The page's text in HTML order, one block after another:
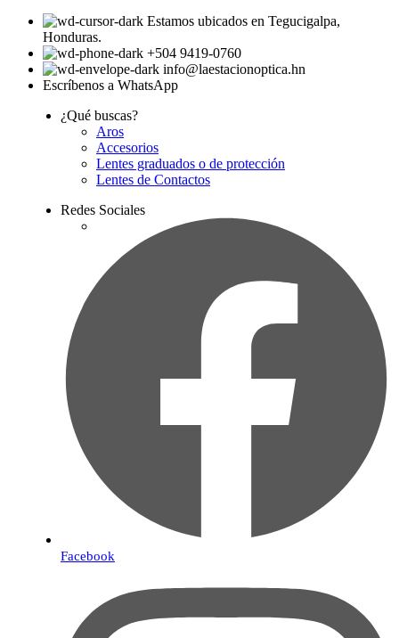
Estamos ubicados en Tegucigalpa,
Honduras.
+504 9419-0760
info@laestacionoptica.hn
Escríbenos a WhatsApp
¿Qué buscas?
Aros
Accesorios
Lentes graduados o de protección
Lentes de Contactos
Redes Sociales
Facebook